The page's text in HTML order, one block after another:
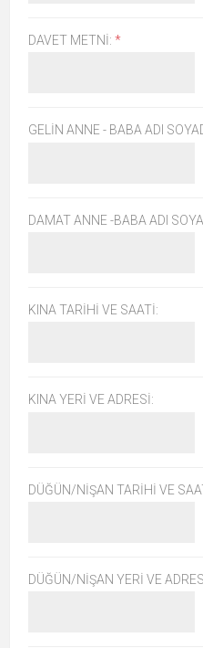
DAVET METNI: *
GELIN ANNE - BABA ADI
DAMAT ANNE -BABA ADI
KINA TARIHI VE SAATI:
KINA YERI VE ADRESI:
DÜĞÜN/NIŞAN TARIHI VE
DÜĞÜN/NIŞAN YERI VE